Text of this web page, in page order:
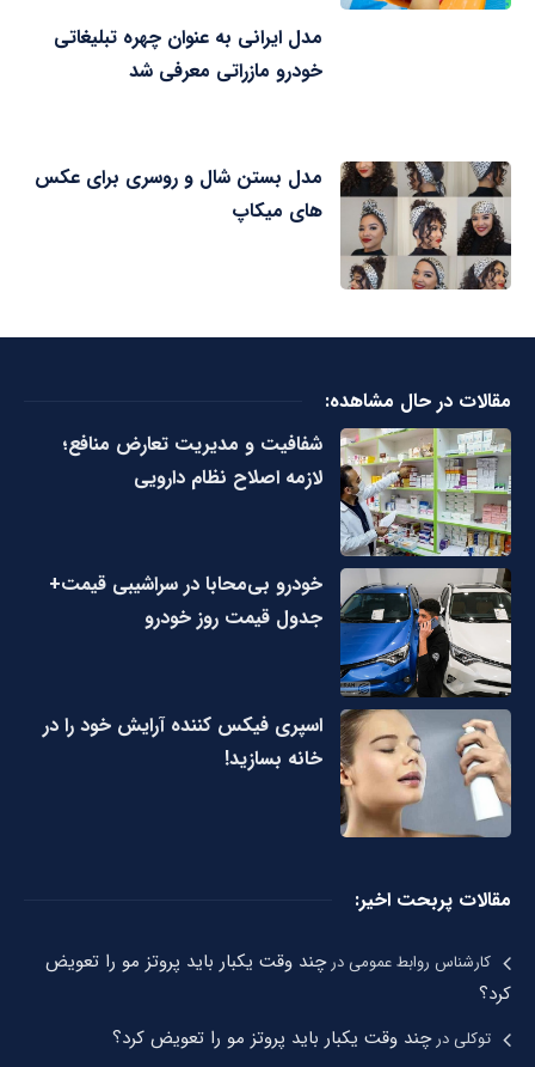
مدل ایرانی به عنوان چهره تبلیغاتی
خودرو مازراتی معرفی شد
مدل بستن شال و روسری برای عکس
های میکاپ
مقالات در حال مشاهده:
شفافیت و مدیریت تعارض منافع؛
لازمه اصلاح نظام دارویی
خودرو بی‌محابا در سراشیبی قیمت+
جدول قیمت روز خودرو
اسپری فیکس کننده آرایش خود را در
خانه بسازید!
مقالات پربحت اخیر:
کارشناس روابط عمومیدرچند وقت یکبار باید پروتز مو را تعویض
کرد؟
توکلیدرچند وقت یکبار باید پروتز مو را تعویض کرد؟